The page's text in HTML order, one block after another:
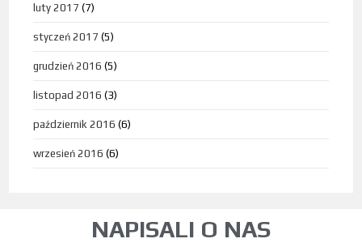
luty 2017 (7)
styczeń 2017 (5)
grudzień 2016 (5)
listopad 2016 (3)
październik 2016 (6)
wrzesień 2016 (6)
NAPISALI O NAS